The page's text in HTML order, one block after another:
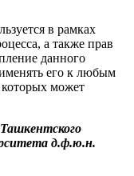
в рамках
а также прав
данного
его к любым
может
д.ф.ю.н.